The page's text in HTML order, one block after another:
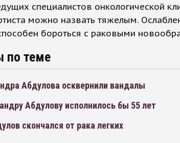
специалистов онкологической
можно назвать тяжелым.
бороться с раковыми
по теме
Абдулова осквернили вандалы
Абдулову исполнилось бы 55 лет
скончался от рака легких